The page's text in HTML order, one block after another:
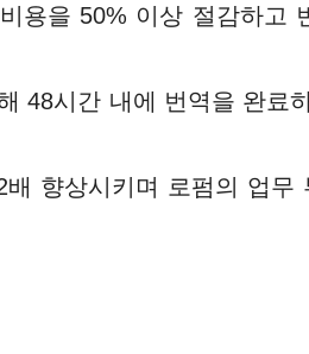
용을 50% 이상 절감하고
48시간 내에 번역을 완료
향상시키며 로펌의 업무